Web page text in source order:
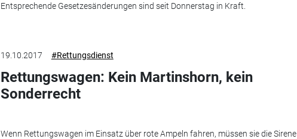
Entsprechende Gesetzesänderungen sind seit Donnerstag in Kraft.
19.10.2017 #Rettungsdienst
Rettungswagen: Kein Martinshorn, kein
Sonderrecht
Wenn Rettungswagen im Einsatz über rote Ampeln fahren, müssen sie die Sirene